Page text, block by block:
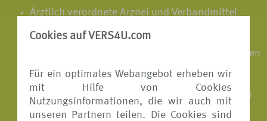
Cookies auf VERS4U.com
Für ein optimales Webangebot erheben wir
mit Hilfe von Cookies
Nutzungsinformationen, die wir auch mit
unseren Partnern teilen. Die Cookies sind
Ärztlich verordnete Arznei und Verbandmittel
sowie unfallbedingte Hilfsmittel
Notwendige Heilbehandlungen des neugeborenen
Kindes bei Frühgeburten im Ausland
Transport zum nächsterreichbaren Krankenhaus
und zurück in die Unterkunft